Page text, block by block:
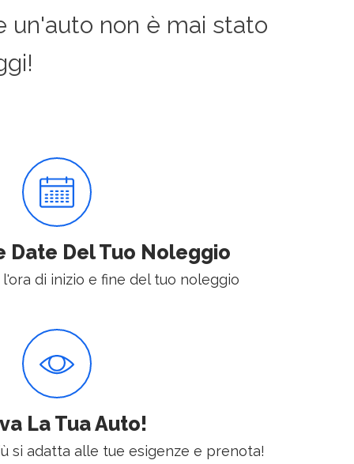
un'auto non è mai stato
Date Del Tuo Noleggio
di inizio e fine del tuo noleggio
La Tua Auto!
si adatta alle tue esigenze e prenota!